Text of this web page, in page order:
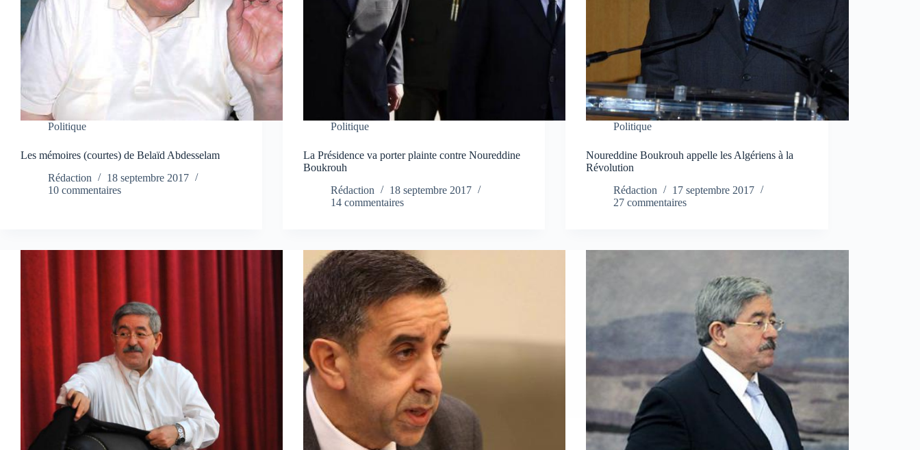
Politique
Les mémoires (courtes) de Belaïd Abdesselam
Rédaction
18 septembre 2017
10 commentaires
Politique
La Présidence va porter plainte contre Noureddine
Boukrouh
Rédaction
18 septembre 2017
14 commentaires
Politique
Noureddine Boukrouh appelle les Algériens à la
Révolution
Rédaction
17 septembre 2017
27 commentaires